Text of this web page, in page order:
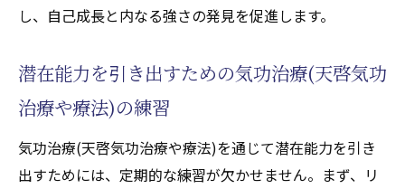
し、自己成長と内なる強さの発見を促進します。
潜在能力を引き出すための気功治療(天啓気功
治療や療法)の練習
気功治療(天啓気功治療や療法)を通じて潜在能力を引き
出すためには、定期的な練習が欠かせません。まず、リ